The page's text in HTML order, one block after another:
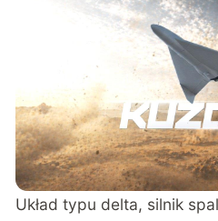
Układ typu delta, silnik